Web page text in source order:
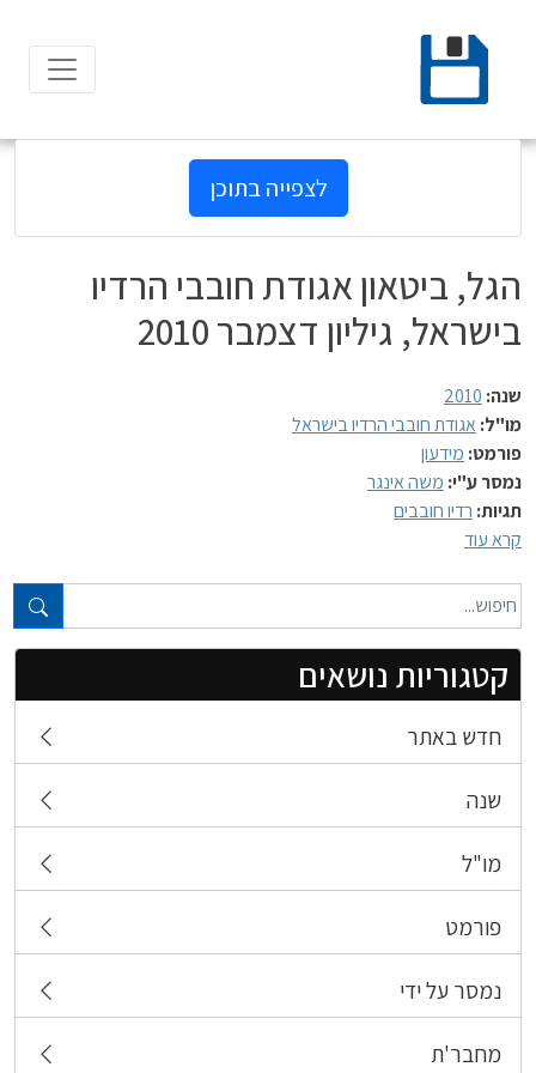
content
טקסט חופשי...
קטגוריות נושאים
חדש באתר
שנה
מו"ל
פורמט
נמסר על ידי
מחבר'ת
לצפייה בתוכן
הגל, ביטאון אגודת חובבי הרדיו
בישראל, גיליון דצמבר 2010
שנה: 2010
מו"ל: אגודת חובבי הרדיו בישראל
פורמט: מידעון
נמסר ע"י: משה אינגר
תגיות: רדיו חובבים
קרא עוד